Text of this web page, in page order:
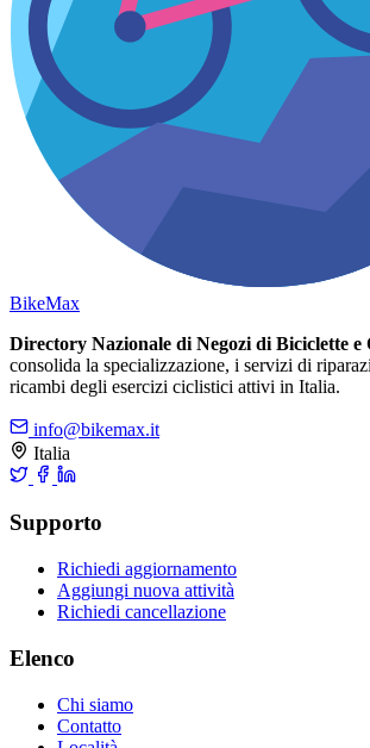
BikeMax
Directory Nazionale di Negozi di Biciclette e
consolida la specializzazione, i servizi di
ricambi degli esercizi ciclistici attivi in Italia.
info@bikemax.it
Italia
Supporto
Richiedi aggiornamento
Aggiungi nuova attività
Richiedi cancellazione
Elenco
Chi siamo
Contatto